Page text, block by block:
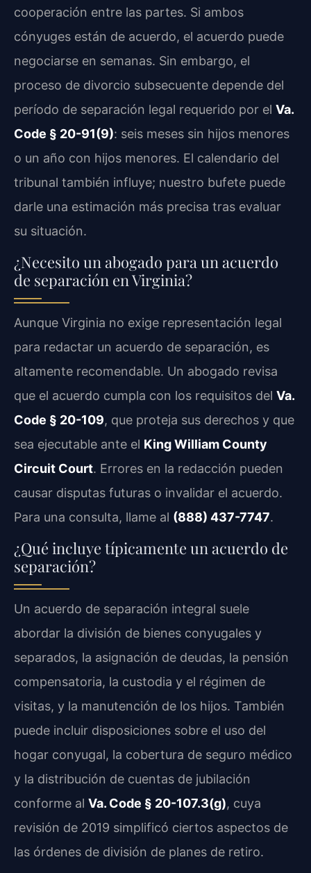
cooperación entre las partes. Si ambos
cónyuges están de acuerdo, el acuerdo puede
negociarse en semanas. Sin embargo, el
proceso de divorcio subsecuente depende del
período de separación legal requerido por el Va.
Code § 20-91(9): seis meses sin hijos menores
o un año con hijos menores. El calendario del
tribunal también influye; nuestro bufete puede
darle una estimación más precisa tras evaluar
su situación.
¿Necesito un abogado para un acuerdo
de separación en Virginia?
Aunque Virginia no exige representación legal
para redactar un acuerdo de separación, es
altamente recomendable. Un abogado revisa
que el acuerdo cumpla con los requisitos del Va.
Code § 20-109, que proteja sus derechos y que
sea ejecutable ante el King William County
Circuit Court. Errores en la redacción pueden
causar disputas futuras o invalidar el acuerdo.
Para una consulta, llame al (888) 437-7747.
¿Qué incluye típicamente un acuerdo de
separación?
Un acuerdo de separación integral suele
abordar la división de bienes conyugales y
separados, la asignación de deudas, la pensión
compensatoria, la custodia y el régimen de
visitas, y la manutención de los hijos. También
puede incluir disposiciones sobre el uso del
hogar conyugal, la cobertura de seguro médico
y la distribución de cuentas de jubilación
conforme al Va. Code § 20-107.3(g), cuya
revisión de 2019 simplificó ciertos aspectos de
las órdenes de división de planes de retiro.